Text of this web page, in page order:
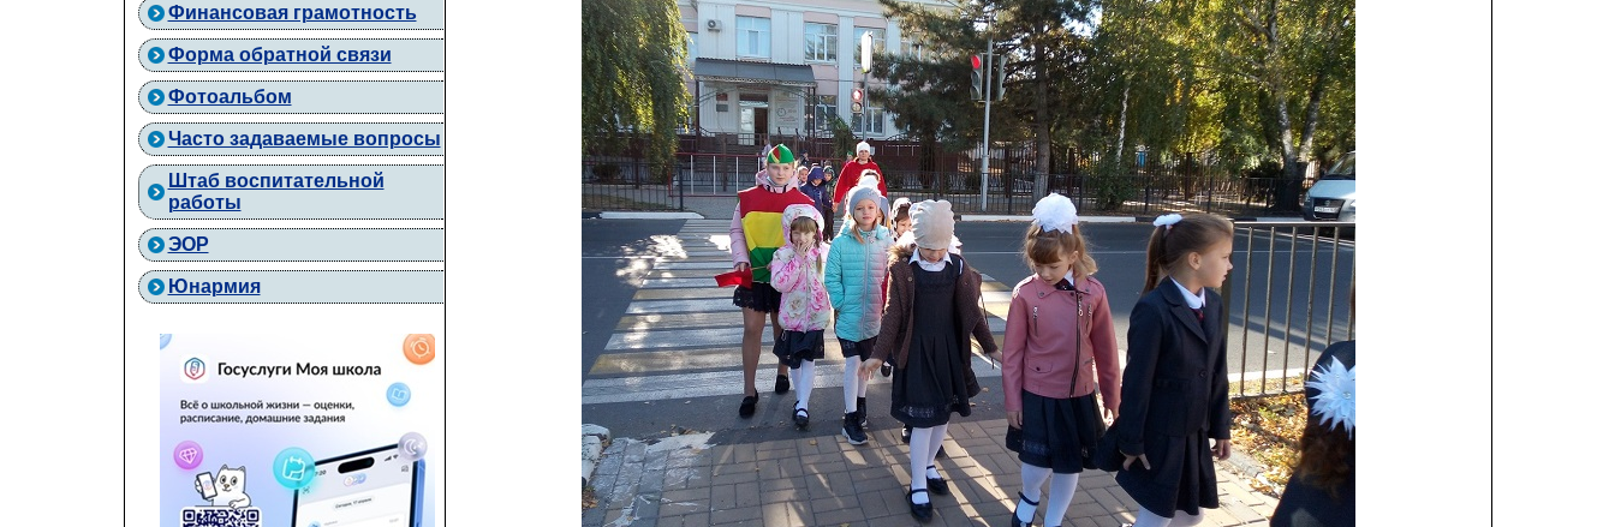
Финансовая грамотность
Форма обратной связи
Фотоальбом
Часто задаваемые вопросы
Штаб воспитательной
работы
ЭОР
Юнармия